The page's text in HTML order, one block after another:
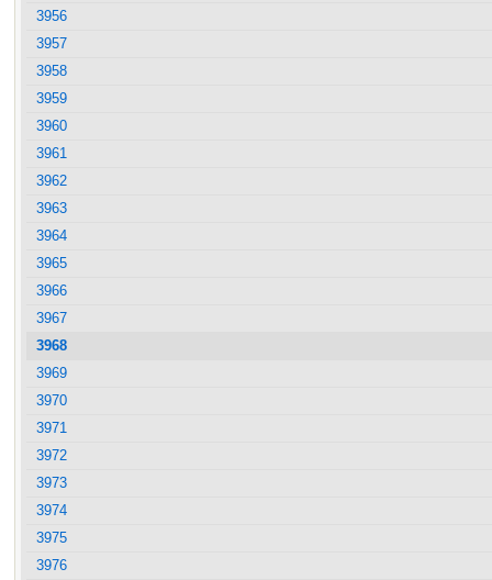
3956
3957
3958
3959
3960
3961
3962
3963
3964
3965
3966
3967
3968
3969
3970
3971
3972
3973
3974
3975
3976